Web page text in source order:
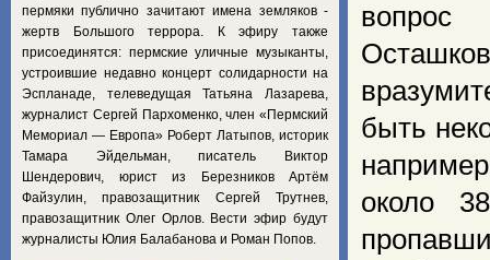
вопрос
быть
около
пермяки публично зачитают имена земляков -
жертв Большого террора. К эфиру также
присоединятся: пермские уличные музыканты,
устроившие недавно концерт солидарности на
Эспланаде, телеведущая Татьяна Лазарева,
журналист Сергей Пархоменко, член «Пермский
Мемориал — Европа» Роберт Латыпов, историк
Тамара Эйдельман, писатель Виктор
Шендерович, юрист из Березников Артём
Файзулин, правозащитник Сергей Трутнев,
правозащитник Олег Орлов. Вести эфир будут
журналисты Юлия Балабанова и Роман Попов.